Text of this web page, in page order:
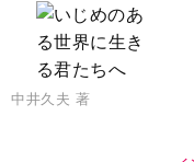
中井久夫 著